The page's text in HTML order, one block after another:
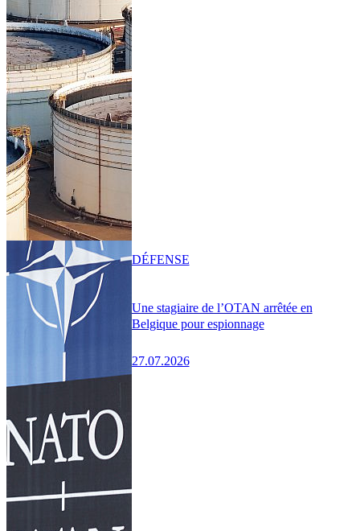
Une stagiaire de l’OTAN arrêtée en
Belgique pour espionnage
27.07.2026
DÉFENSE